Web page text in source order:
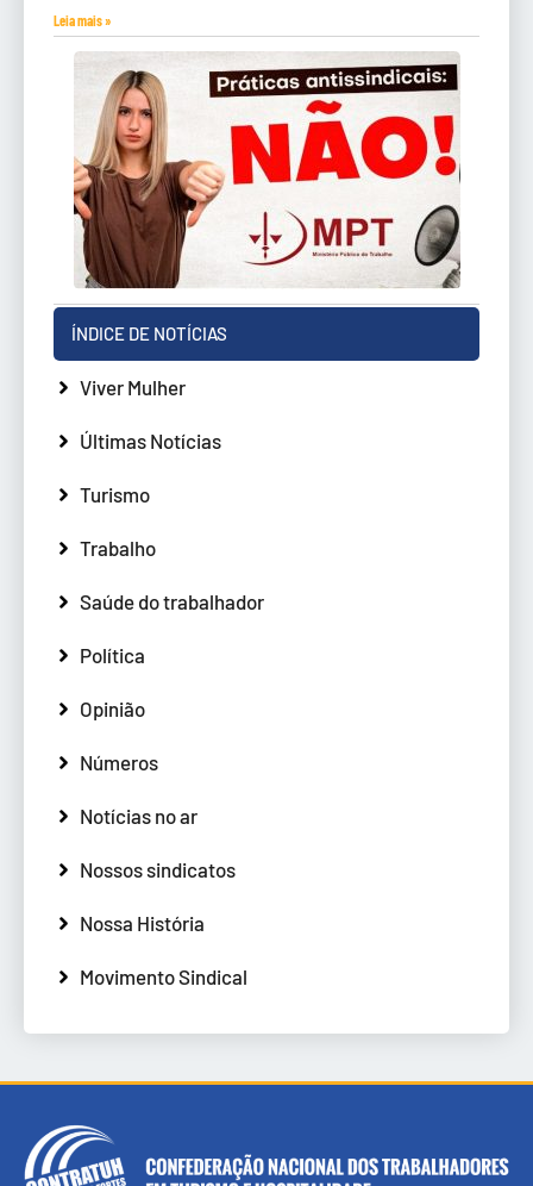
Leia mais »
ÍNDICE DE NOTÍCIAS
Viver Mulher
Últimas Notícias
Turismo
Trabalho
Saúde do trabalhador
Política
Opinião
Números
Notícias no ar
Nossos sindicatos
Nossa História
Movimento Sindical